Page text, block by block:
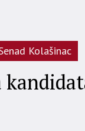
Kolašinac